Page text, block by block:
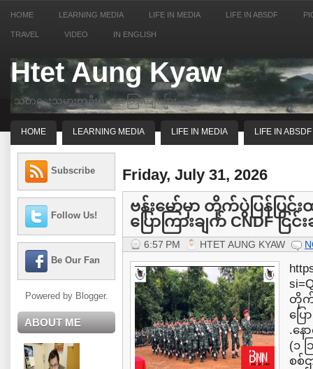
HOME LEARNING MEDIA LIFE IN MEDIA LIFE IN ABSDF
TRAVEL VIDEO IN ENGLISH
Htet Aung Kyaw
သတင္းသမားတဦးရဲ့ အေတြးအျမင္မ်ား
HOME LEARNING MEDIA LIFE IN MEDIA LIFE IN ABSDF
Subscribe
Follow Us!
Be Our Fan
Powered by Blogger.
ABOUT ME
Friday, July 31, 2026
ဗန်းမော်မှာ တိုက်ပွဲပြန်ပြင်
ပြောကြားချက် CNDF ငြင်
6:57 PM HTET AUNG KYAW
တိုက်
ပြေ
.နေ
(၁
စစ်